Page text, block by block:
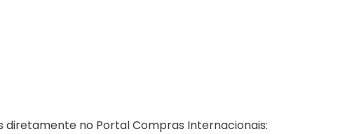
no Portal Compras Internacionais: